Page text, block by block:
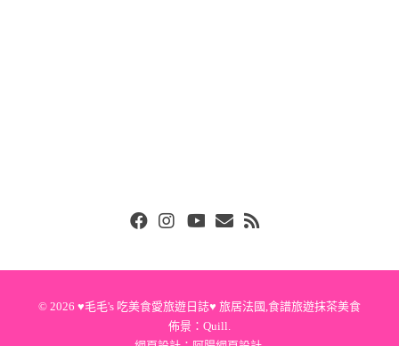
© 2026 ♥毛毛's 吃美食愛旅遊日誌♥ 旅居法國,食譜旅遊抹茶美食
佈景： Quill.